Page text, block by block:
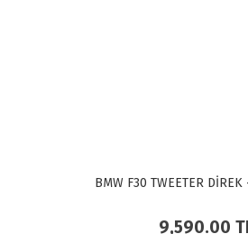
BMW F30 TWEETER DİREK
9,590.00